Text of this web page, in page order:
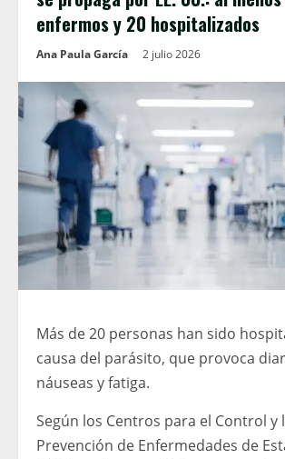
enfermos y 20 hospitalizados
Ana Paula García 2 julio 2026
Más de 20 personas han sido
causa del parásito, que provoca
náuseas y fatiga.
Según los Centros para el Control y
Prevención de Enfermedades de